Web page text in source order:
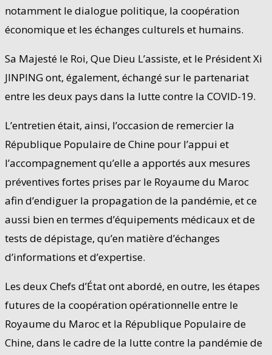
notamment le dialogue politique, la coopération
économique et les échanges culturels et humains.
Sa Majesté le Roi, Que Dieu L’assiste, et le Président Xi
JINPING ont, également, échangé sur le partenariat
entre les deux pays dans la lutte contre la COVID-19.
L’entretien était, ainsi, l’occasion de remercier la
République Populaire de Chine pour l’appui et
l’accompagnement qu’elle a apportés aux mesures
préventives fortes prises par le Royaume du Maroc
afin d’endiguer la propagation de la pandémie, et ce
aussi bien en termes d’équipements médicaux et de
tests de dépistage, qu’en matière d’échanges
d’informations et d’expertise.
Les deux Chefs d’État ont abordé, en outre, les étapes
futures de la coopération opérationnelle entre le
Royaume du Maroc et la République Populaire de
Chine, dans le cadre de la lutte contre la pandémie de